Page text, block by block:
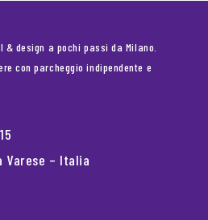
& design a pochi passi da Milano.
con parcheggio indipendente e
Varese – Italia